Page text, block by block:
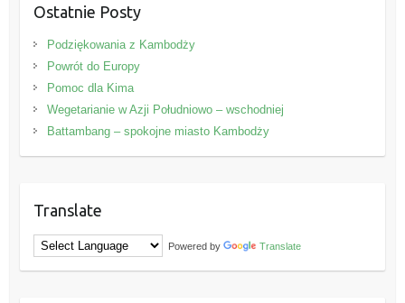
Ostatnie Posty
Podziękowania z Kambodży
Powrót do Europy
Pomoc dla Kima
Wegetarianie w Azji Południowo – wschodniej
Battambang – spokojne miasto Kambodży
Translate
Powered by Translate